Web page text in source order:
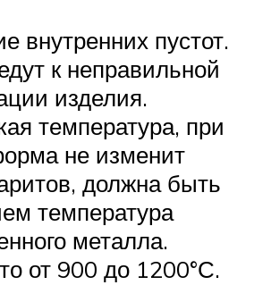
внутренних пустот.
к неправильной
изделия.
температура, при
не изменит
должна быть
температура
металла.
от 900 до 1200°С.